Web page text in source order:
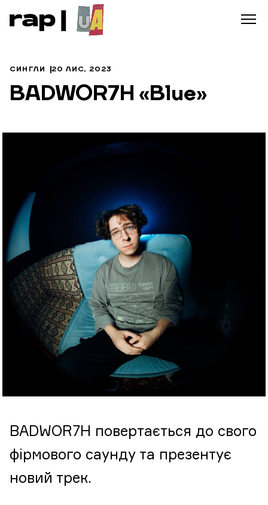
СИНГЛИ 20 ЛИС, 2023
BADWOR7H «Blue»
BADWOR7H повертається до свого
фірмового саунду та презентує
новий трек.